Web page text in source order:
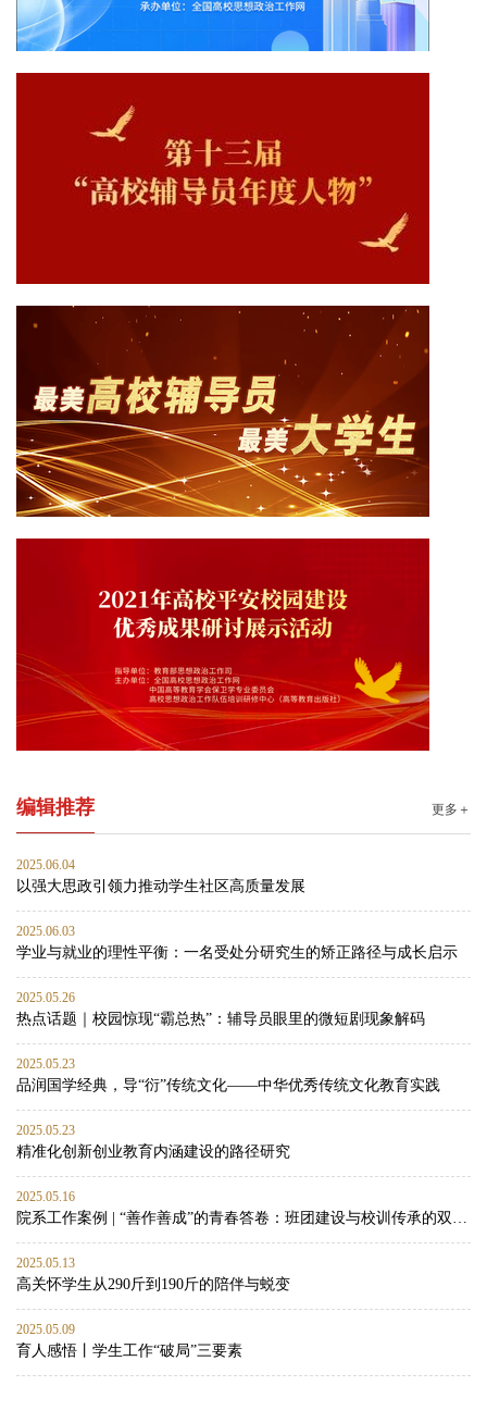
编辑推荐 更多＋
2025.06.04
以强大思政引领力推动学生社区高质量发展
2025.06.03
学业与就业的理性平衡：一名受处分研究生的矫正路径与成长启示
2025.05.26
热点话题｜校园惊现“霸总热”：辅导员眼里的微短剧现象解码
2025.05.23
品润国学经典，导“衍”传统文化——中华优秀传统文化教育实践
2025.05.23
精准化创新创业教育内涵建设的路径研究
2025.05.16
2025.05.13
高关怀学生从290斤到190斤的陪伴与蜕变
2025.05.09
育人感悟丨学生工作“破局”三要素